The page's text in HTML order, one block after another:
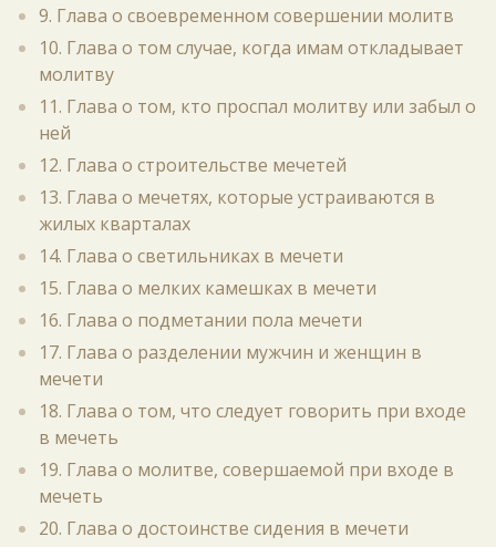
9. Глава о своевременном совершении молитв
10. Глава о том случае, когда имам откладывает
молитву
11. Глава о том, кто проспал молитву или забыл о
ней
12. Глава о строительстве мечетей
13. Глава о мечетях, которые устраиваются в
жилых кварталах
14. Глава о светильниках в мечети
15. Глава о мелких камешках в мечети
16. Глава о подметании пола мечети
17. Глава о разделении мужчин и женщин в
мечети
18. Глава о том, что следует говорить при входе
в мечеть
19. Глава о молитве, совершаемой при входе в
мечеть
20. Глава о достоинстве сидения в мечети